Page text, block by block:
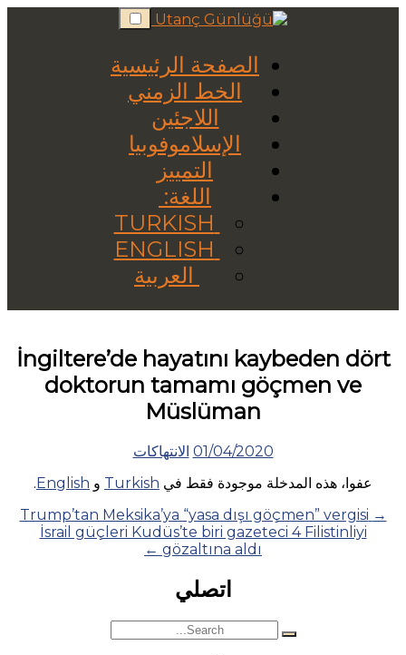
Skip
to
الصفحة الرئيسية
الخط الزمني
اللاجئين
الإسلاموفوبيا
التمييز
اللغة:
العربية
İngiltere’de hayatını kaybeden dört
doktorun tamamı göçmen ve
Müslüman
01/04/2020 الانتهاكات
عفوا، هذه المدخلة موجودة فقط في Turkish و English
.
Posts
navigation
→
Trump’tan Meksika’ya “yasa dışı göçmen” vergisi
İsrail güçleri Kudüs’te biri gazeteci 4 Filistinliyi
gözaltına aldı
←
اتصلي
Search
for: